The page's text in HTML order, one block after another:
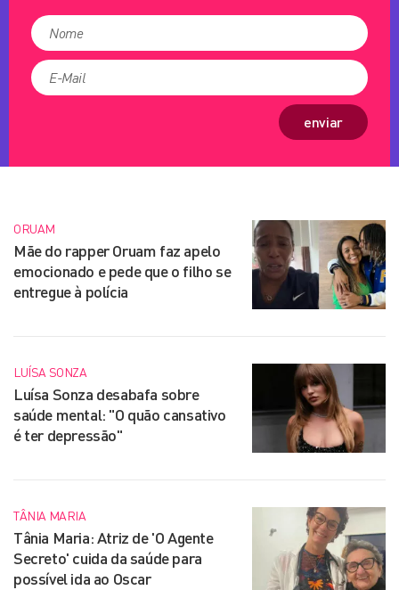
enviar
ORUAM
Mãe do rapper Oruam faz apelo
emocionado e pede que o filho se
entregue à polícia
LUÍSA SONZA
Luísa Sonza desabafa sobre
saúde mental: "O quão cansativo
é ter depressão"
TÂNIA MARIA
Tânia Maria: Atriz de 'O Agente
Secreto' cuida da saúde para
possível ida ao Oscar